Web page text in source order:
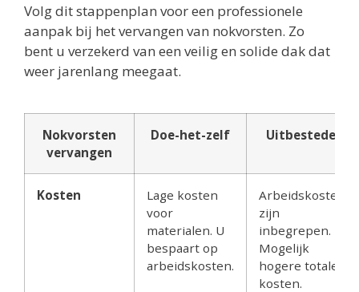
Volg dit stappenplan voor een professionele
aanpak bij het vervangen van nokvorsten. Zo
bent u verzekerd van een veilig en solide dak dat
weer jarenlang meegaat.
Nokvorsten
vervangen
Doe-het-zelf Uitbesteden
Kosten
Lage kosten
voor
materialen. U
bespaart op
arbeidskosten.
Arbeidskosten
zijn
inbegrepen.
Mogelijk
hogere totale
kosten.